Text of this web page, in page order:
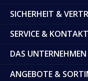
SICHERHEIT &
SERVICE & KONTAKT
DAS UNTERNEHMEN
ANGEBOTE &